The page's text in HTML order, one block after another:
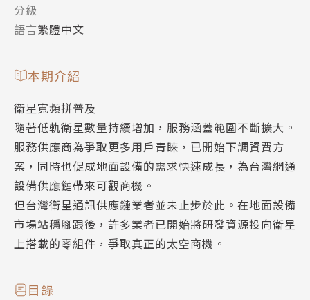
分級
語言繁體中文
本期介紹
衛星寬頻拼普及
隨著低軌衛星數量持續增加，服務涵蓋範圍不斷擴大。
服務供應商為爭取更多用戶青睞，已開始下調資費方
案，同時也促成地面設備的需求快速成長，為台灣網通
設備供應鏈帶來可觀商機。
但台灣衛星通訊供應鏈業者並未止步於此。在地面設備
市場站穩腳跟後，許多業者已開始將研發資源投向衛星
上搭載的零組件，爭取真正的太空商機。
目錄